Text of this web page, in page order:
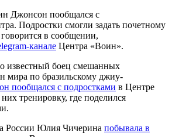
Джонсон пообщался с
Подростки смогли задать почетному
в сообщении,
канале Центра «Воин».
известный боец смешанных
мира по бразильскому джиу-
пообщался с подростками в Центре
тренировку, где поделился
России Юлия Чичерина побывала в